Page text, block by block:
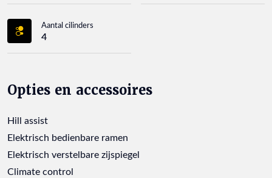
Aantal cilinders
4
Opties en accessoires
Hill assist
Elektrisch bedienbare ramen
Elektrisch verstelbare zijspiegel
Climate control